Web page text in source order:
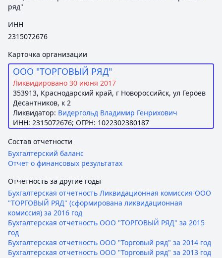
ряд"
ИНН
2315072676
Карточка организации
ООО "ТОРГОВЫЙ РЯД"
Ликвидировано 30 июня 2017
353913, Краснодарский край, г Новороссийск, ул Героев
Десантников, к 2
Ликвидатор: Видергольд Владимир Генрихович
ИНН: 2315072676; ОГРН: 1022302380187
Состав отчетности
Бухгалтерский баланс
Отчет о финансовых результатах
Отчетность за другие годы
Бухгалтерская отчетность Ликвидационная комиссия ООО
"ТОРГОВЫЙ РЯД" (сформирована ликвидационная
комиссия) за 2016 год
Бухгалтерская отчетность ООО "ТОРГОВЫЙ РЯД" за 2015
год
Бухгалтерская отчетность ООО "Торговый ряд" за 2014 год
Бухгалтерская отчетность ООО "Торговый ряд" за 2013 год